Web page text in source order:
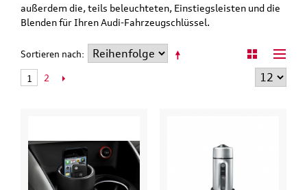
außerdem die, teils beleuchteten, Einstiegsleisten und die
Blenden für Ihren Audi-Fahrzeugschlüssel.
Sortieren nach
1 2